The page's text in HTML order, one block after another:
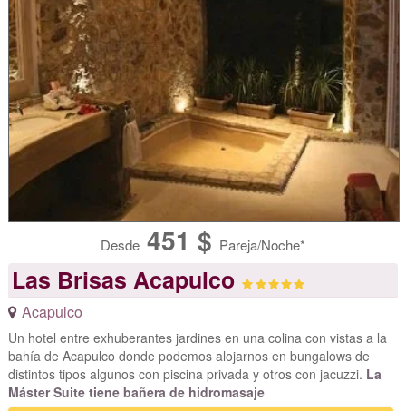
Desde 451 $ Pareja/Noche*
Las Brisas Acapulco
Acapulco
Un hotel entre exhuberantes jardines en una colina con vistas a la
bahía de Acapulco donde podemos alojarnos en bungalows de
distintos tipos algunos con piscina privada y otros con jacuzzi. La
Máster Suite tiene bañera de hidromasaje